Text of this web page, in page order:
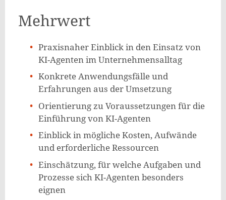
Mehrwert
Praxisnaher Einblick in den Einsatz von
KI-Agenten im Unternehmensalltag
Konkrete Anwendungsfälle und
Erfahrungen aus der Umsetzung
Orientierung zu Voraussetzungen für die
Einführung von KI-Agenten
Einblick in mögliche Kosten, Aufwände
und erforderliche Ressourcen
Einschätzung, für welche Aufgaben und
Prozesse sich KI-Agenten besonders
eignen